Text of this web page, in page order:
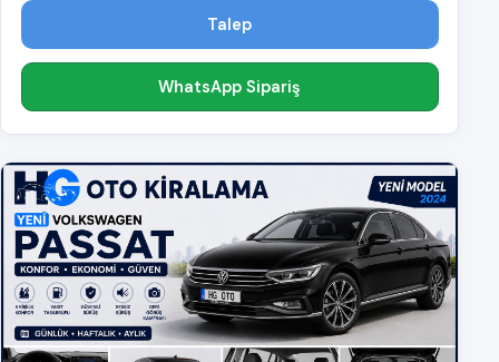
Talep
WhatsApp Sipariş